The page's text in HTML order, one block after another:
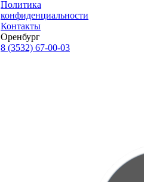
Политика
конфиденциальности
Контакты
Оренбург
8 (3532) 67-00-03